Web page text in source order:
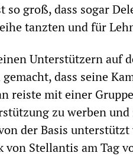
groß, dass sogar
tanzten und für
Unterstützern auf
dass seine
reiste mit einer
zu werben und
der Basis
von Stellantis am Tag